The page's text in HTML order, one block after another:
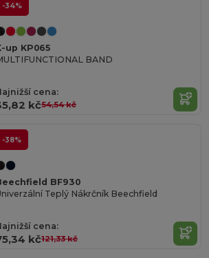
-34%
up KP065
BAND
cena:
kč54,54 kč
-38%
BF930
Teplý Nákrčník Beechfield
cena:
kč121,33 kč